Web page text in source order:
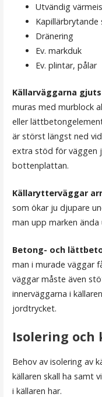
Utvändig
Kapillärbrytande
Dränering
Ev. markduk
Ev. plintar, pålar
Källarväggarna gjuts
muras med murblock
eller
är störst längst ned
extra stöd för väggen
bottenplattan.
Källarytterväggar
som ökar ju djupare
man upp marken
Betong- och
man i murade väggar
väggar måste även
innerväggarna i
jordtrycket.
Isolering
Behov av isolering av
källaren skall ha samt
i källaren har.